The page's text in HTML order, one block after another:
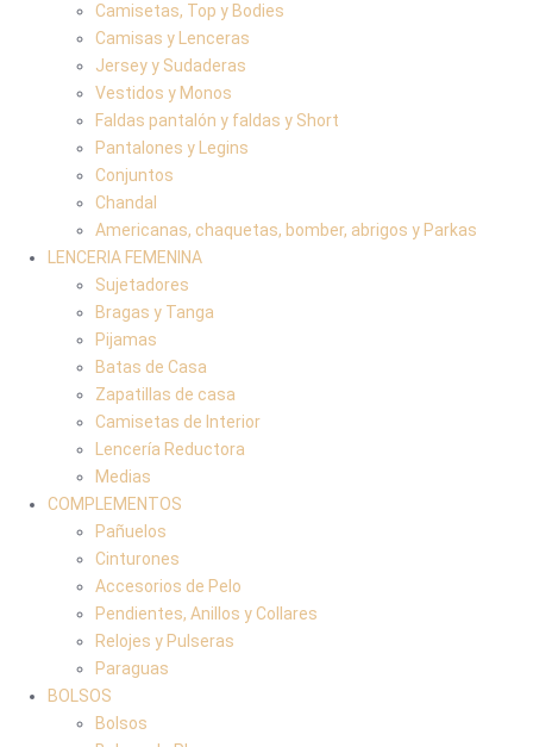
Camisetas, Top y Bodies
Camisas y Lenceras
Jersey y Sudaderas
Vestidos y Monos
Faldas pantalón y faldas y Short
Pantalones y Legins
Conjuntos
Chandal
Americanas, chaquetas, bomber, abrigos y Parkas
LENCERIA FEMENINA
Sujetadores
Bragas y Tanga
Pijamas
Batas de Casa
Zapatillas de casa
Camisetas de Interior
Lencería Reductora
Medias
COMPLEMENTOS
Pañuelos
Cinturones
Accesorios de Pelo
Pendientes, Anillos y Collares
Relojes y Pulseras
Paraguas
BOLSOS
Bolsos